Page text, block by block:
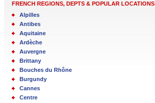
FRENCH REGIONS, DEPTS & POPULAR LOCATIONS
Alpilles
Antibes
Aquitaine
Ardèche
Auvergne
Brittany
Bouches du Rhône
Burgundy
Cannes
Centre